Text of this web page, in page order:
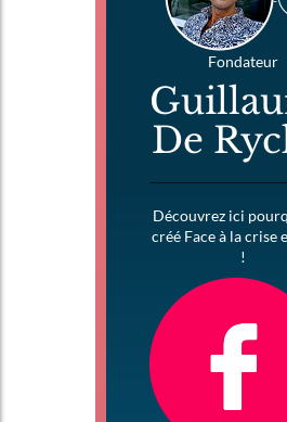
Fondateur
De
Découvrez ici
créé Face à la crise
!